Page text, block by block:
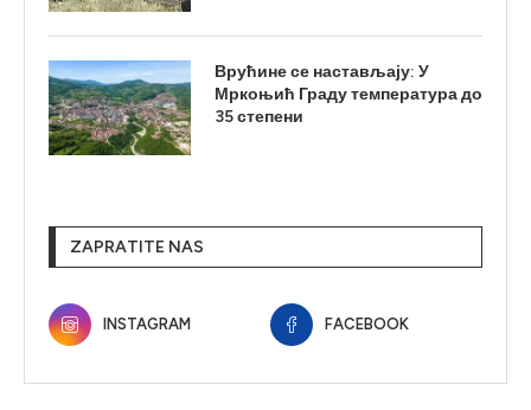
Врућине се настављају: У
Мркоњић Граду температура до
35 степени
ZAPRATITE NAS
INSTAGRAM FACEBOOK